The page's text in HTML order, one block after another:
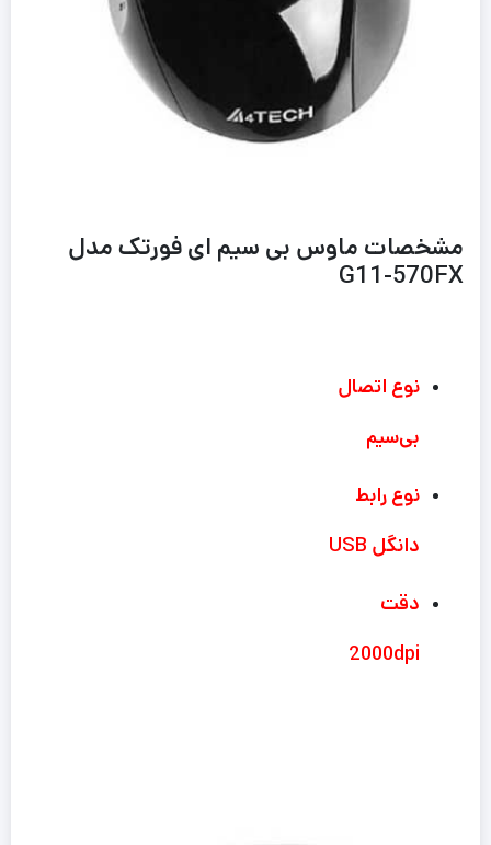
مشخصات ماوس بی سیم ای فورتک مدل
G11-570FX
نوع اتصال
بی‌سیم
نوع رابط
دانگل USB
دقت
2000dpi